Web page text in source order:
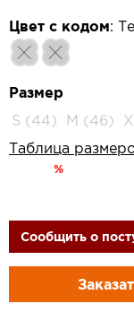
Цвет с кодом:
Размер
S (44)
M (46)
Таблица
%
Сообщить о